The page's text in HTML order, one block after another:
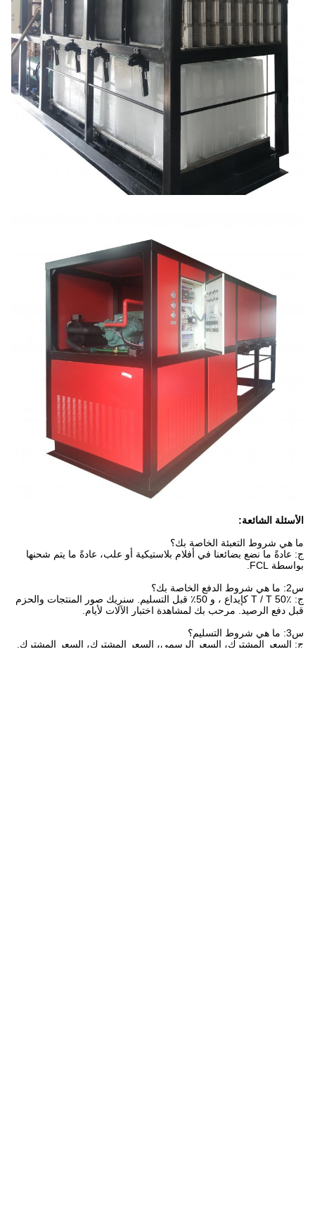
الأسئلة الشائعة:
ما هي شروط التعبئة الخاصة بك؟
ج: عادةً ما نضع بضائعنا في أفلام بلاستيكية أو علب، عادةً ما يتم شحنها
بواسطة FCL.
س2: ما هي شروط الدفع الخاصة بك؟
ج: T / T 50٪ كإيداع ، و 50٪ قبل التسليم. سنريك صور المنتجات والحزم
قبل دفع الرصيد. مرحب بك لمشاهدة اختبار الآلات لأيام.
س3: ما هي شروط التسليم؟
ج: السعر المشترك، السعر الرسمي، السعر المشترك، السعر المشترك.